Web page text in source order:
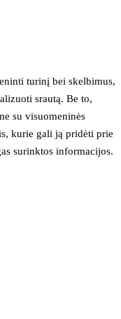
turinį bei skelbimus,
srautą. Be to,
su visuomeninės
kurie gali ją pridėti prie
surinktos informacijos.